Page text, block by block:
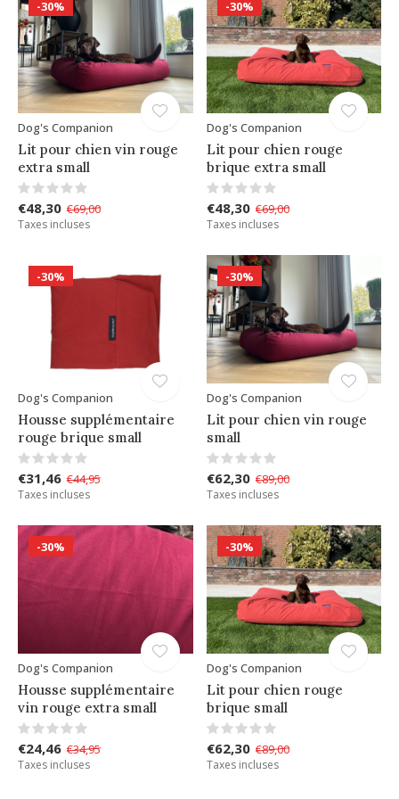
-30%
Dog's Companion
Lit pour chien vin rouge
extra small
€48,30 €69,00
Taxes incluses
-30%
Dog's Companion
Lit pour chien rouge
brique extra small
€48,30 €69,00
Taxes incluses
-30%
Dog's Companion
Housse supplémentaire
rouge brique small
€31,46 €44,95
Taxes incluses
-30%
Dog's Companion
Lit pour chien vin rouge
small
€62,30 €89,00
Taxes incluses
-30%
Dog's Companion
Housse supplémentaire
vin rouge extra small
€24,46 €34,95
Taxes incluses
-30%
Dog's Companion
Lit pour chien rouge
brique small
€62,30 €89,00
Taxes incluses